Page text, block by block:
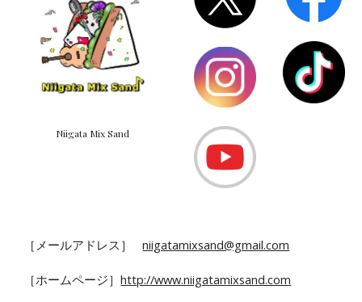
Niigata Mix Sand
［メールアドレス］niigatamixsand@gmail.com
［ホームページ］http://www.niigatamixsand.com